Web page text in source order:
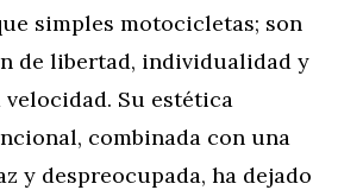
simples motocicletas; son
de libertad, individualidad y
Su estética
combinada con una
y despreocupada, ha dejado